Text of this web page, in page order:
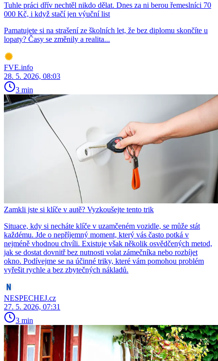
Tuhle práci dřív nechtěl nikdo dělat. Dnes za ni berou řemeslníci 70
000 Kč, i když stačí jen výuční list
Pamatujete si na strašení ze školních let, že bez diplomu skončíte u
lopaty? Časy se změnily a realita...
FVE.info
28. 5. 2026, 08:03
3 min
Zamkli jste si klíče v autě? Vyzkoušejte tento trik
Situace, kdy si necháte klíče v uzamčeném vozidle, se může stát
každému. Jde o nepříjemný moment, který vás často potká v
nejméně vhodnou chvíli. Existuje však několik osvědčených metod,
jak se dostat dovnitř bez nutnosti volat zámečníka nebo rozbíjet
okno. Podívejme se na účinné triky, které vám pomohou problém
vyřešit rychle a bez zbytečných nákladů.
NESPECHEJ.cz
27. 5. 2026, 07:31
3 min